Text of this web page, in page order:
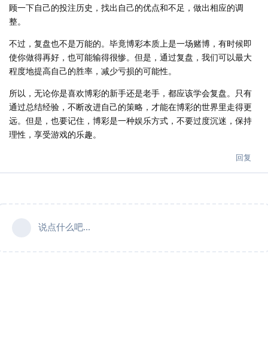
顾一下自己的投注历史，找出自己的优点和不足，做出相应的调
整。
不过，复盘也不是万能的。毕竟博彩本质上是一场赌博，有时候即
使你做得再好，也可能输得很惨。但是，通过复盘，我们可以最大
程度地提高自己的胜率，减少亏损的可能性。
所以，无论你是喜欢博彩的新手还是老手，都应该学会复盘。只有
通过总结经验，不断改进自己的策略，才能在博彩的世界里走得更
远。但是，也要记住，博彩是一种娱乐方式，不要过度沉迷，保持
理性，享受游戏的乐趣。
回复
说点什么吧...